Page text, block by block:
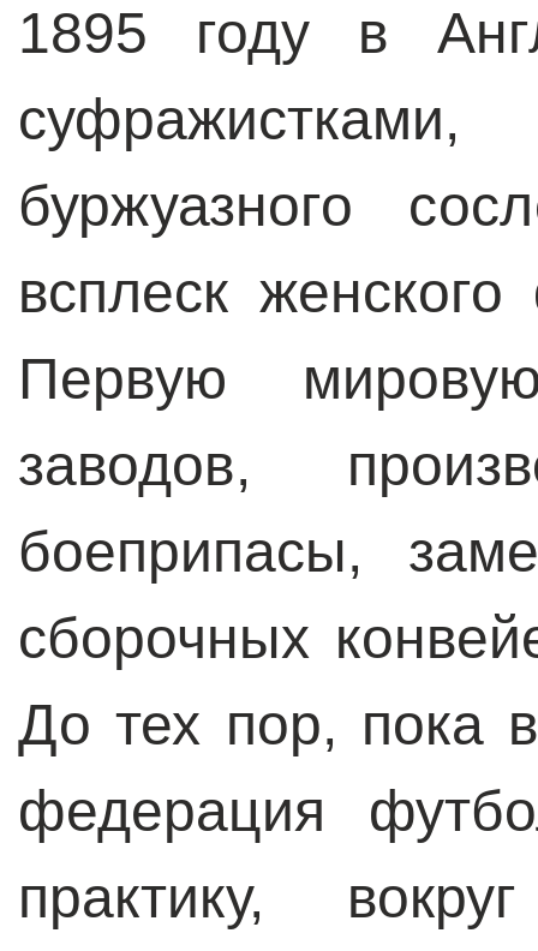
1895 году в
буржуазного
всплеск
Первую
заводов,
боеприпасы,
сборочных
До тех пор, пока
федерация
практику,